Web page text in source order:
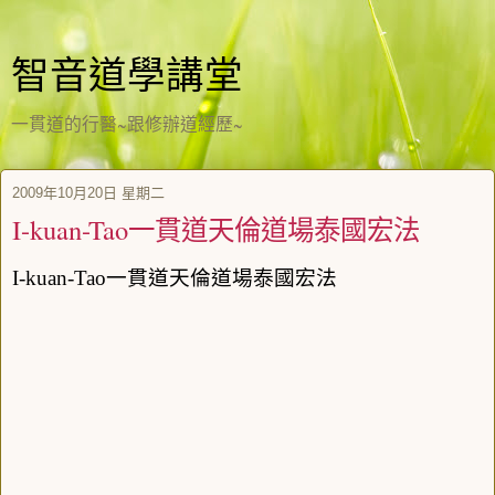
智音道學講堂
一貫道的行醫~跟修辦道經歷~
2009年10月20日 星期二
I-kuan-Tao一貫道天倫道場泰國宏法
I-kuan-Tao一貫道天倫道場泰國宏法